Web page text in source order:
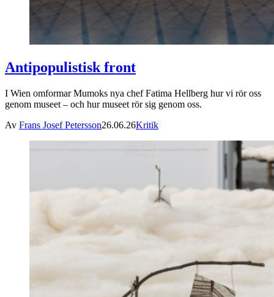
Antipopulistisk front
I Wien omformar Mumoks nya chef Fatima Hellberg hur vi rör oss
genom museet – och hur museet rör sig genom oss.
Av Frans Josef Petersson26.06.26Kritik